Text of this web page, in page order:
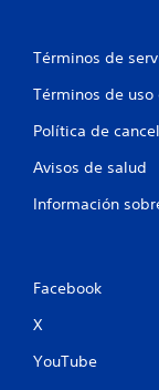
Términos de
Términos de
Política de
Avisos de salud
Información
Facebook
X
YouTube